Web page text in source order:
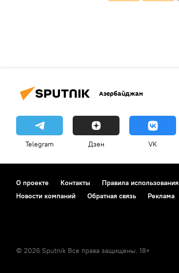
Азербайджан
Telegram Дзен VK
О проекте Контакты Правила использования
Новости компаний
Обратная связь Реклама
© 2026 Sputnik Все права защищены. 18+